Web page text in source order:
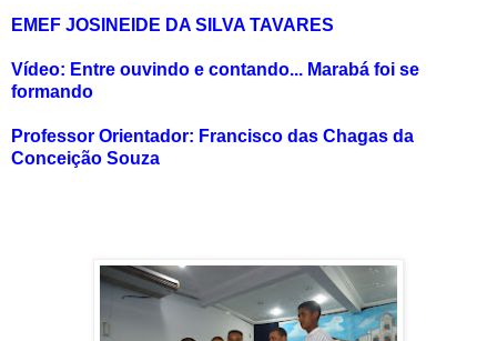
EMEF JOSINEIDE DA SILVA TAVARES
Vídeo: Entre ouvindo e contando... Marabá foi se
formando
Professor Orientador: Francisco das Chagas da
Conceição Souza